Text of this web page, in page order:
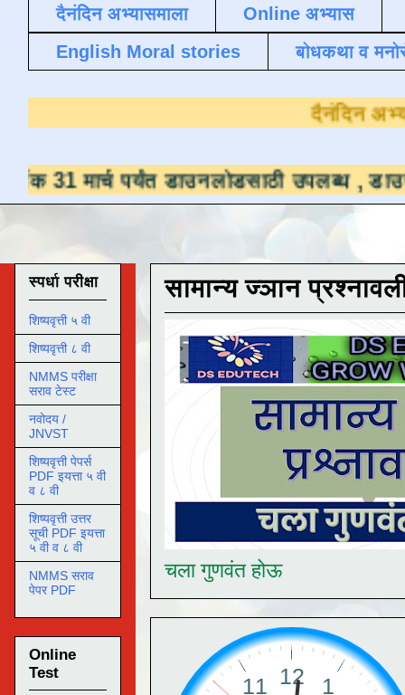
दैनंदिन अभ्यासमाला
Online अभ्यास
English Moral stories
बोधकथा व
पर्यंत डाउनलोडसाठी उपलब्ध ,डाउनलोड
सामान्य ज्ञान
चला गुणवंत होऊ
स्पर्धा परीक्षा
शिष्यवृत्ती ५ वी
शिष्यवृत्ती ८ वी
NMMS परीक्षा
सराव टेस्ट
नवोदय /
JNVST
शिष्यवृत्ती पेपर्स
PDF इयत्ता ५ वी
व ८ वी
शिष्यवृत्ती उत्तर
सूची PDF इयत्ता
५ वी व ८ वी
NMMS सराव
पेपर PDF
Online
Test